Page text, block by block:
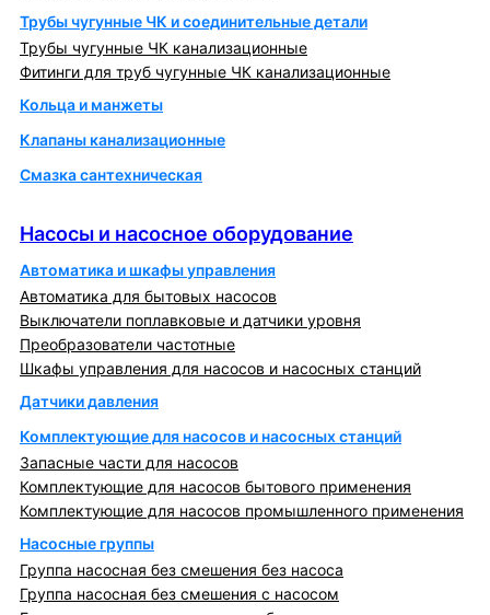
Трубы чугунные ЧК и соединительные детали
Трубы чугунные ЧК канализационные
Фитинги для труб чугунные ЧК канализационные
Кольца и манжеты
Клапаны канализационные
Смазка сантехническая
Насосы и насосное оборудование
Автоматика и шкафы управления
Автоматика для бытовых насосов
Выключатели поплавковые и датчики уровня
Преобразователи частотные
Шкафы управления для насосов и насосных станций
Датчики давления
Комплектующие для насосов и насосных станций
Запасные части для насосов
Комплектующие для насосов бытового применения
Комплектующие для насосов промышленного применения
Насосные группы
Группа насосная без смешения без насоса
Группа насосная без смешения с насосом